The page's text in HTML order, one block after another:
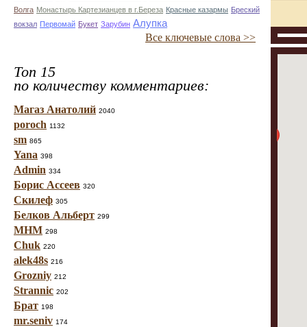
Волга Монастырь Картезианцев в г.Береза Красные казармы Бреский
вокзал Первомай Букет Зарубин Алупка
Все ключевые слова >>
Топ 15
по количеству комментариев:
Магаз Анатолий 2040
poroch 1132
sm 865
Yana 398
Admin 334
Борис Ассеев 320
Скилеф 305
Белков Альберт 299
МНМ 298
Chuk 220
alek48s 216
Grozniy 212
Strannic 202
Брат 198
mr.seniv 174